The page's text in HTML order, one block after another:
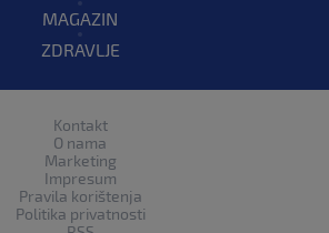
MAGAZIN
ZDRAVLJE
Kontakt
O nama
Marketing
Impresum
Pravila korištenja
Politika privatnosti